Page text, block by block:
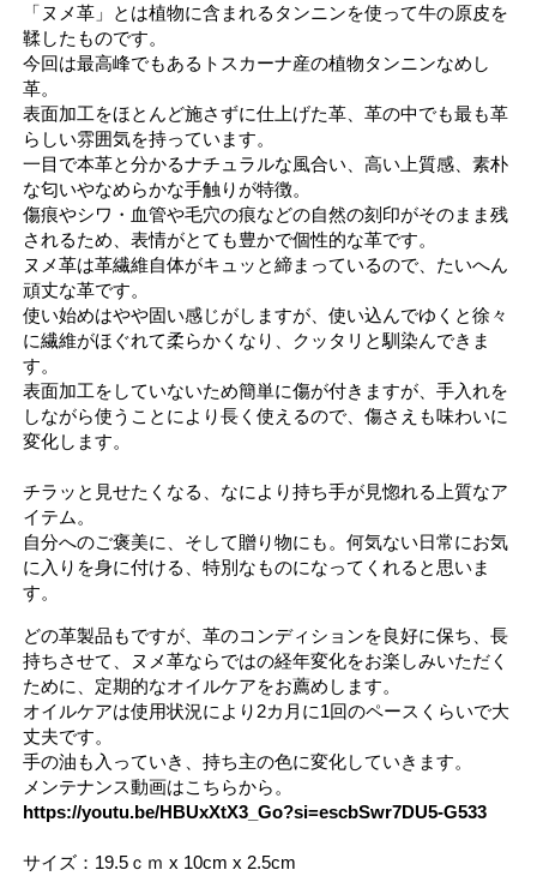
「ヌメ革」とは植物に含まれるタンニンを使って牛の原皮を
鞣したものです。
今回は最高峰でもあるトスカーナ産の植物タンニンなめし
革。
表面加工をほとんど施さずに仕上げた革、革の中でも最も革
らしい雰囲気を持っています。
一目で本革と分かるナチュラルな風合い、高い上質感、素朴
な匂いやなめらかな手触りが特徴。
傷痕やシワ・血管や毛穴の痕などの自然の刻印がそのまま残
されるため、表情がとても豊かで個性的な革です。
ヌメ革は革繊維自体がキュッと締まっているので、たいへん
頑丈な革です。
使い始めはやや固い感じがしますが、使い込んでゆくと徐々
に繊維がほぐれて柔らかくなり、クッタリと馴染んできま
す。
表面加工をしていないため簡単に傷が付きますが、手入れを
しながら使うことにより長く使えるので、傷さえも味わいに
変化します。
チラッと見せたくなる、なにより持ち手が見惚れる上質なア
イテム。
自分へのご褒美に、そして贈り物にも。何気ない日常にお気
に入りを身に付ける、特別なものになってくれると思いま
す。
どの革製品もですが、革のコンディションを良好に保ち、長
持ちさせて、ヌメ革ならではの経年変化をお楽しみいただく
ために、定期的なオイルケアをお薦めします。
オイルケアは使用状況により2カ月に1回のペースくらいで大
丈夫です。
手の油も入っていき、持ち主の色に変化していきます。
メンテナンス動画はこちらから。
https://youtu.be/HBUxXtX3_Go?si=escbSwr7DU5-G533
サイズ：19.5ｃｍ x 10cm x 2.5cm